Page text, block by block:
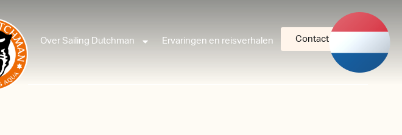
Over Sailing Dutchman Ervaringen en reisverhalen Contact